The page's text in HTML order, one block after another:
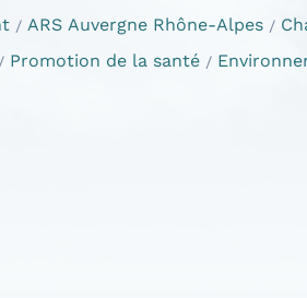
ARS Auvergne Rhône-Alpes
Promotion de la santé